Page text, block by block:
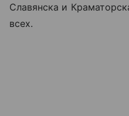
Славянска и
всех.